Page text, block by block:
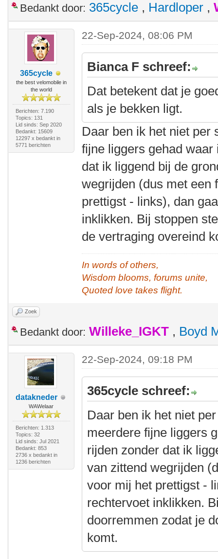
Bedankt door: 365cycle , Hardloper ,
365cycle
the best velomobile in
the world
Berichten: 7.190
Topics: 131
Lid sinds: Sep 2020
Bedankt: 15609
12297 x bedankt in
5771 berichten
22-Sep-2024, 08:06 PM
Bianca F schreef:
Dat betekent dat je
als je bekken ligt.
Daar ben ik het niet per
fijne liggers gehad
dat ik liggend bij de
wegrijden (dus met een
prettigst - links), dan
inklikken. Bij stoppen
de vertraging overeind
In words of others,
Wisdom blooms, forums unite,
Quoted love takes flight.
Zoek
Bedankt door: Willeke_IGKT , Boyd
datakneder
WAWelaar
Berichten: 1.313
Topics: 32
Lid sinds: Jul 2021
Bedankt: 853
2736 x bedankt in
1236 berichten
22-Sep-2024, 09:18 PM
365cycle schreef:
Daar ben ik het niet
meerdere fijne liggers
rijden zonder dat ik
van zittend wegrijden
voor mij het prettigst -
rechtervoet inklikken.
doorremmen zodat je
komt.